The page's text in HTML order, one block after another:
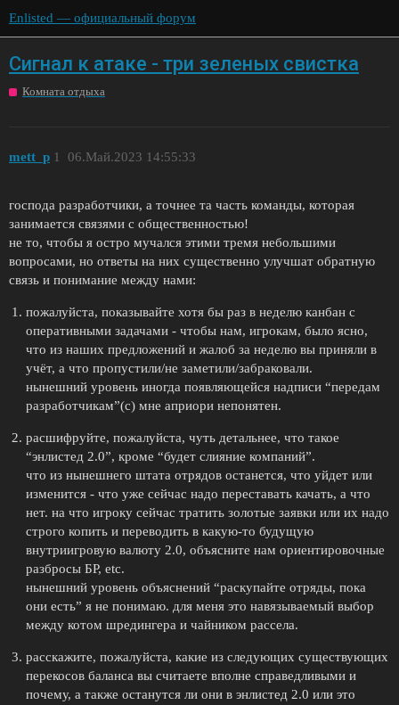
Enlisted — официальный форум
Сигнал к атаке - три зеленых свистка
Комната отдыха
mett_p 06.Май.2023 14:55:33
1
господа разработчики, а точнее та часть команды, которая
занимается связями с общественностью!
не то, чтобы я остро мучался этими тремя небольшими
вопросами, но ответы на них существенно улучшат обратную
связь и понимание между нами:
пожалуйста, показывайте хотя бы раз в неделю канбан с
оперативными задачами - чтобы нам, игрокам, было ясно,
что из наших предложений и жалоб за неделю вы приняли в
учёт, а что пропустили/не заметили/забраковали.
нынешний уровень иногда появляющейся надписи “передам
разработчикам”(с) мне априори непонятен.
расшифруйте, пожалуйста, чуть детальнее, что такое
“энлистед 2.0”, кроме “будет слияние компаний”.
что из нынешнего штата отрядов останется, что уйдет или
изменится - что уже сейчас надо переставать качать, а что
нет. на что игроку сейчас тратить золотые заявки или их надо
строго копить и переводить в какую-то будущую
внутриигровую валюту 2.0, объясните нам ориентировочные
разбросы БР, etc.
нынешний уровень объяснений “раскупайте отряды, пока
они есть” я не понимаю. для меня это навязываемый выбор
между котом шредингера и чайником рассела.
расскажите, пожалуйста, какие из следующих существующих
перекосов баланса вы считаете вполне справедливыми и
почему, а также останутся ли они в энлистед 2.0 или это